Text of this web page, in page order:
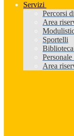
Servizi
Percorsi
Area
Sportelli
Area